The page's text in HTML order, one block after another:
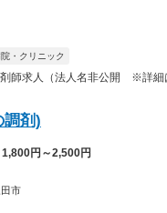
・クリニック
師求人（法人名非公開 ※詳細
調剤)
1,800円～2,500円
市